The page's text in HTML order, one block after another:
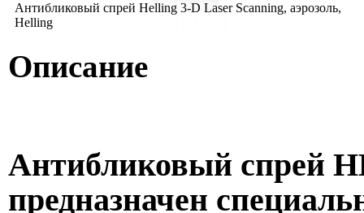
Антибликовый спрей Helling 3-D Laser Scanning, аэрозоль,
Helling
Описание
Антибликовый спрей
предназначен